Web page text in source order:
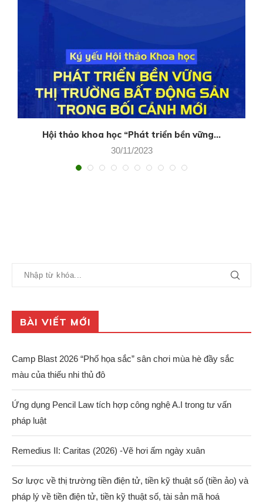
Hội thảo khoa học “Phát triển bền vững...
30/11/2023
BÀI VIẾT MỚI
Camp Blast 2026 “Phố họa sắc” sân chơi mùa hè đầy sắc
màu của thiếu nhi thủ đô
Ứng dụng Pencil Law tích hợp công nghệ A.I trong tư vấn
pháp luật
Remedius II: Caritas (2026) -Vẽ hơi ấm ngày xuân
Sơ lược về thị trường tiền điện tử, tiền kỹ thuật số (tiền ảo) và
pháp lý về tiền điện tử, tiền kỹ thuật số, tài sản mã hoá